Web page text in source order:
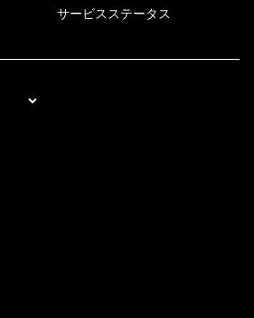
サービスステータス